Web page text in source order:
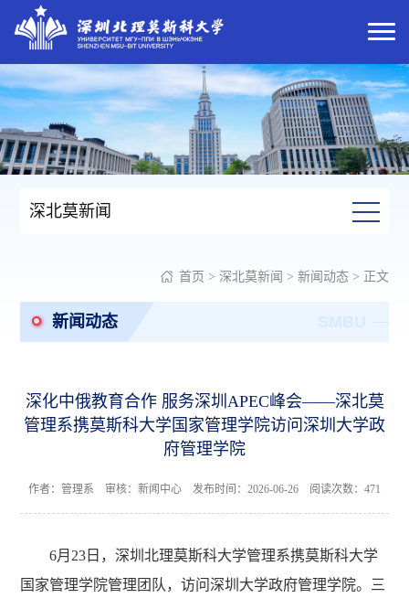
深北莫新闻
首页 > 深北莫新闻 > 新闻动态> 正文
新闻动态
深化中俄教育合作 服务深圳APEC峰会——深北莫
管理系携莫斯科大学国家管理学院访问深圳大学政
府管理学院
作者：管理系 审核：新闻中心 发布时间：2026-06-26 阅读次数： 471
6月23日，深圳北理莫斯科大学管理系携莫斯科大学
国家管理学院管理团队，访问深圳大学政府管理学院。三